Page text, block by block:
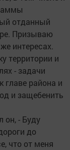
отданный
Призываю
интересах.
территории и
- задачи
главе района и
и защебенить
он, - Буду
до
что от меня